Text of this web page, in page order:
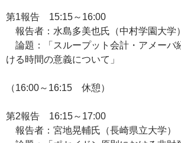
第1報告 15:15～16:00
報告者：水島多美也氏（中村学園大学）
論題：「スループット会計・アメーバ
ける時間の意義について」
（16:00～16:15 休憩）
第2報告 16:15～17:00
報告者：宮地晃輔氏（長崎県立大学）